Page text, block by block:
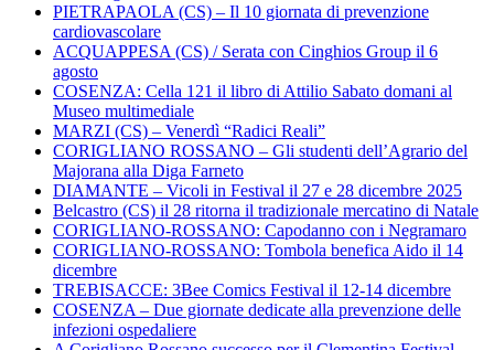
PIETRAPAOLA (CS) – Il 10 giornata di prevenzione
cardiovascolare
ACQUAPPESA (CS) / Serata con Cinghios Group il 6
agosto
COSENZA: Cella 121 il libro di Attilio Sabato domani al
Museo multimediale
MARZI (CS) – Venerdì “Radici Reali”
CORIGLIANO ROSSANO – Gli studenti dell’Agrario del
Majorana alla Diga Farneto
DIAMANTE – Vicoli in Festival il 27 e 28 dicembre 2025
Belcastro (CS) il 28 ritorna il tradizionale mercatino di Natale
CORIGLIANO-ROSSANO: Capodanno con i Negramaro
CORIGLIANO-ROSSANO: Tombola benefica Aido il 14
dicembre
TREBISACCE: 3Bee Comics Festival il 12-14 dicembre
COSENZA – Due giornate dedicate alla prevenzione delle
infezioni ospedaliere